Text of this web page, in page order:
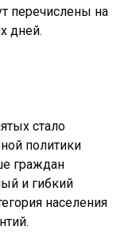
перечислены на
дней.
стало
политики
граждан
и гибкий
населения